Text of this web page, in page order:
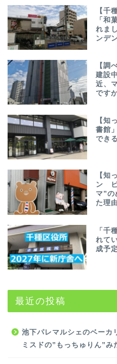
【千
「和
れま
ンデ
【調
建設
近、
です
【知
書館
でき
【知
ン ビ
マ”の
た理
「千
れて
成予
最近の投稿
池下パレマルシェのベーカ
ミスドの”もっちゅりん”み